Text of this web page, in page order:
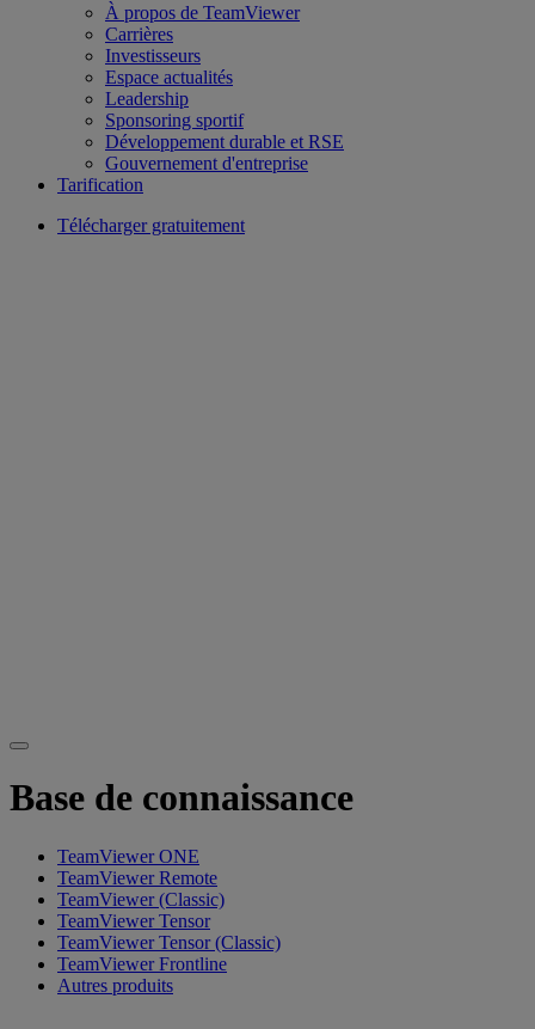
À propos de TeamViewer
Carrières
Investisseurs
Espace actualités
Leadership
Sponsoring sportif
Développement durable et RSE
Gouvernement d'entreprise
Tarification
Télécharger gratuitement
Base de connaissance
TeamViewer ONE
TeamViewer Remote
TeamViewer (Classic)
TeamViewer Tensor
TeamViewer Tensor (Classic)
TeamViewer Frontline
Autres produits